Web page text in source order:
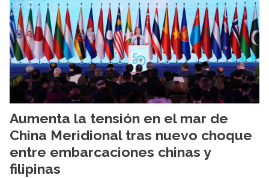
Aumenta la tensión en el mar de
China Meridional tras nuevo choque
entre embarcaciones chinas y
filipinas